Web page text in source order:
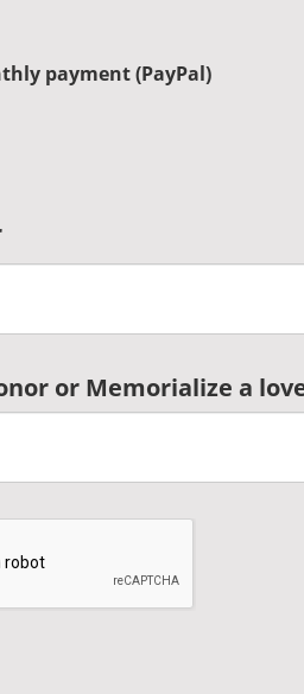
payment (PayPal)
or Memorialize a